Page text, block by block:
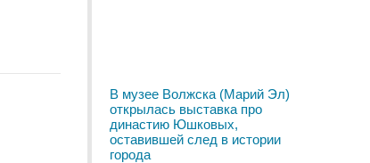
В музее Волжска (Марий Эл)
открылась выставка про
династию Юшковых,
оставившей след в истории
города